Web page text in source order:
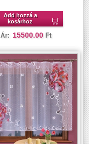
Add hozzá a
kosárhoz
Ár: 15500.00 Ft